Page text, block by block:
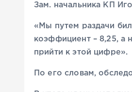
Зам. начальника КП
«Мы путем раздачи
коэффициент – 8,25, а
прийти к этой цифре».
По его словам,